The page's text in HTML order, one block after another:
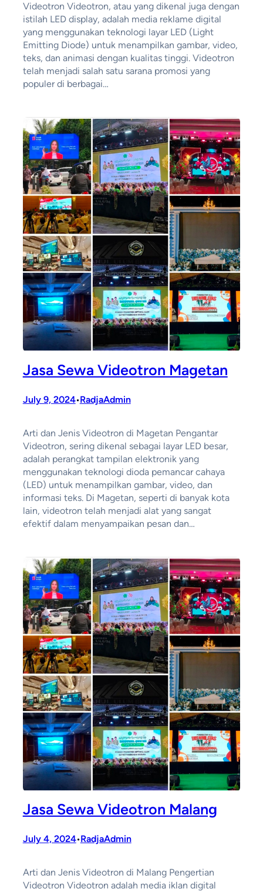
Videotron Videotron, atau yang dikenal juga dengan
istilah LED display, adalah media reklame digital
yang menggunakan teknologi layar LED (Light
Emitting Diode) untuk menampilkan gambar, video,
teks, dan animasi dengan kualitas tinggi. Videotron
telah menjadi salah satu sarana promosi yang
populer di berbagai…
Jasa Sewa Videotron Magetan
July 9, 2024•RadjaAdmin
Arti dan Jenis Videotron di Magetan Pengantar
Videotron, sering dikenal sebagai layar LED besar,
adalah perangkat tampilan elektronik yang
menggunakan teknologi dioda pemancar cahaya
(LED) untuk menampilkan gambar, video, dan
informasi teks. Di Magetan, seperti di banyak kota
lain, videotron telah menjadi alat yang sangat
efektif dalam menyampaikan pesan dan…
Jasa Sewa Videotron Malang
July 4, 2024•RadjaAdmin
Arti dan Jenis Videotron di Malang Pengertian
Videotron Videotron adalah media iklan digital